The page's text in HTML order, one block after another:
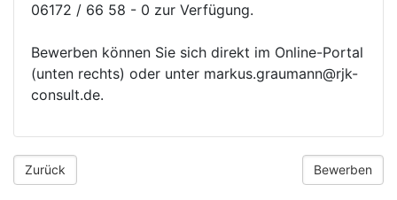
06172 / 66 58 - 0 zur Verfügung.
Bewerben können Sie sich direkt im Online-Portal
(unten rechts) oder unter markus.graumann@rjk-
consult.de.